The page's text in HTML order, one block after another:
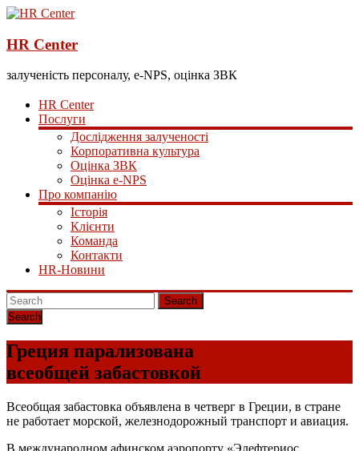
HR Center
залученість персоналу, e-NPS, оцінка ЗВК
HR Center
Послуги
Дослідження залученості
Корпоративна культура
Оцінка ЗВК
Оцінка e-NPS
Про компанію
Історія
Клієнти
Команда
Контакти
HR-Новини
Search
Греция парализована
всеобщей забастовкой
Всеобщая забастовка объявлена в четверг в Греции, в стране
не работает морской, железнодорожный транспорт и авиация.
В международном афинском аэропорту «Элефтериос